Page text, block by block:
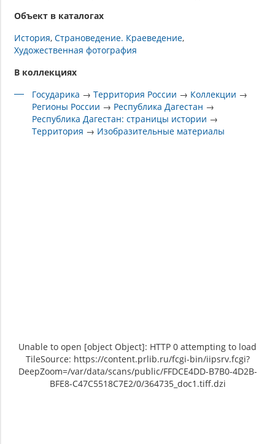
Объект в каталогах
История Страноведение. Краеведение
Художественная фотография
В коллекциях
Государика →Территория России → Коллекции →
Регионы России → Республика Дагестан →
Республика Дагестан: страницы истории →
Территория → Изобразительные материалы
Unable to open [object Object]: HTTP 0 attempting to load
TileSource: https://content.prlib.ru/fcgi-bin/iipsrv.fcgi?
DeepZoom=/var/data/scans/public/FFDCE4DD-B7B0-4D2B-
BFE8-C47C5518C7E2/0/364735_doc1.tiff.dzi